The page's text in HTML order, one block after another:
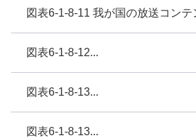
図表6-1-8-11 我が国の放送コン
図表6-1-8-12...
図表6-1-8-13...
図表6-1-8-13...